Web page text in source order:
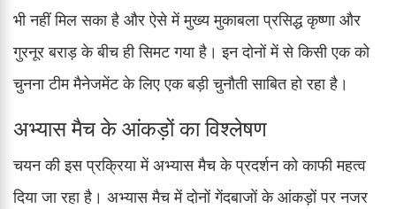
भी नहीं मिल सका है और ऐसे में मुख्य मुकाबला प्रसिद्ध कृष्णा और
गुरनूर बराड़ के बीच ही सिमट गया है। इन दोनों में से किसी एक को
चुनना टीम मैनेजमेंट के लिए एक बड़ी चुनौती साबित हो रहा है।
अभ्यास मैच के आंकड़ों का विश्लेषण
चयन की इस प्रक्रिया में अभ्यास मैच के प्रदर्शन को काफी महत्व
दिया जा रहा है। अभ्यास मैच में दोनों गेंदबाजों के आंकड़ों पर नजर